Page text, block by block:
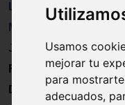
Usamos
mejorar tu
para
adecuados,
Libros
Material
Juguetes
Formación
Directorio